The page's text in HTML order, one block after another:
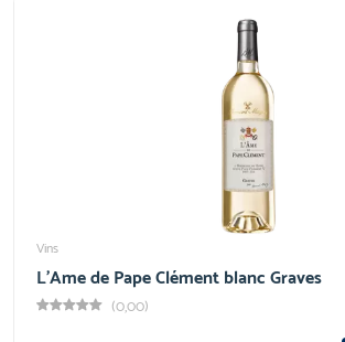
Vins
L'Ame de Pape Clément blanc Graves
(0,00)